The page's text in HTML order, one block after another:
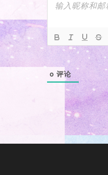
0 评论